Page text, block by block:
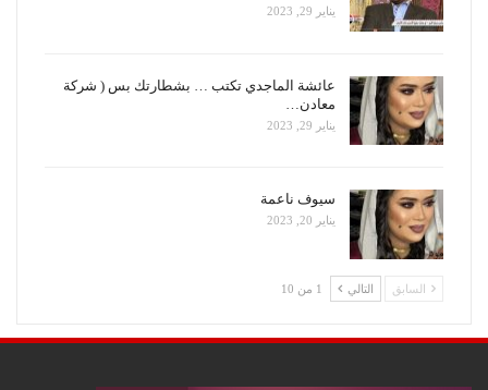
يناير 29, 2023
عائشة الماجدي تكتب … بشطارتك بس ( شركة
معادن…
يناير 29, 2023
سيوف ناعمة
يناير 20, 2023
السابق التالي 1 من 10